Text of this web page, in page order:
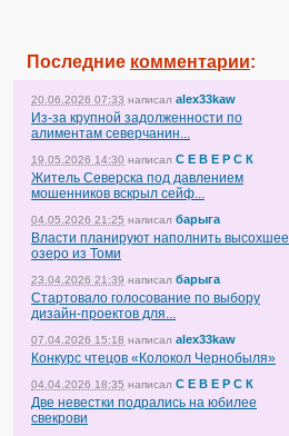
Последние комментарии:
20.06.2026 07:33 написал alex33kaw
Из-за крупной задолженности по
алиментам северчанин...
19.05.2026 14:30 написал С Е В Е Р С К
Житель Северска под давлением
мошенников вскрыл сейф...
04.05.2026 21:25 написал барыга
Власти планируют наполнить высохшее
озеро из Томи
23.04.2026 21:39 написал барыга
Стартовало голосование по выбору
дизайн-проектов для...
07.04.2026 15:18 написал alex33kaw
Конкурс чтецов «Колокол Чернобыля»
04.04.2026 18:35 написал С Е В Е Р С К
Две невестки подрались на юбилее
свекрови